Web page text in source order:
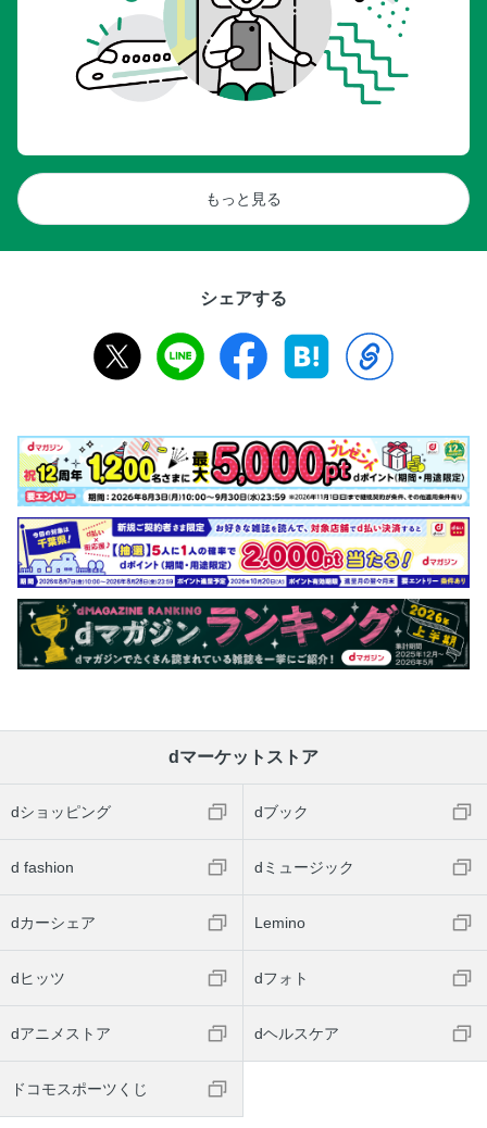
もっと見る
シェアする
dマーケットストア
dショッピング dブック
d fashion dミュージック
dカーシェア Lemino
dヒッツ dフォト
dアニメストア dヘルスケア
ドコモスポーツくじ